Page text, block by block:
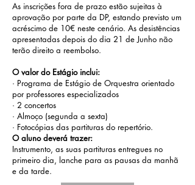
As inscrições fora de prazo estão sujeitas à
aprovação por parte da DP, estando previsto um
acréscimo de 10€ neste cenário. As desistências
apresentadas depois do dia 21 de Junho não
terão direito a reembolso.
O valor do Estágio inclui:
· Programa de Estágio de Orquestra orientado
por professores especializados
· 2 concertos
· Almoço (segunda a sexta)
· Fotocópias das partituras do repertório.
O aluno deverá trazer:
Instrumento, as suas partituras entregues no
primeiro dia, lanche para as pausas da manhã
e da tarde.